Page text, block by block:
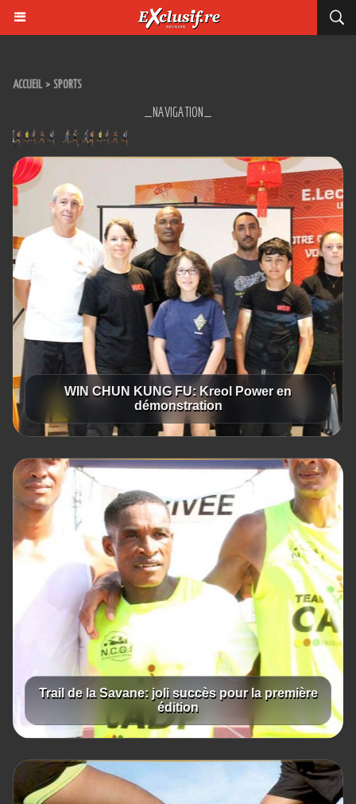
ACCUEIL > SPORTS
_NAVIGATION_
WIN CHUN KUNG FU: Kreol Power en
démonstration
Trail de la Savane: joli succès pour la première
édition